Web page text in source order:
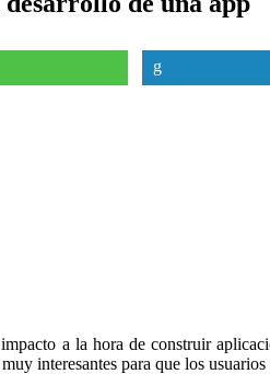
a la hora de construir
interesantes para que los